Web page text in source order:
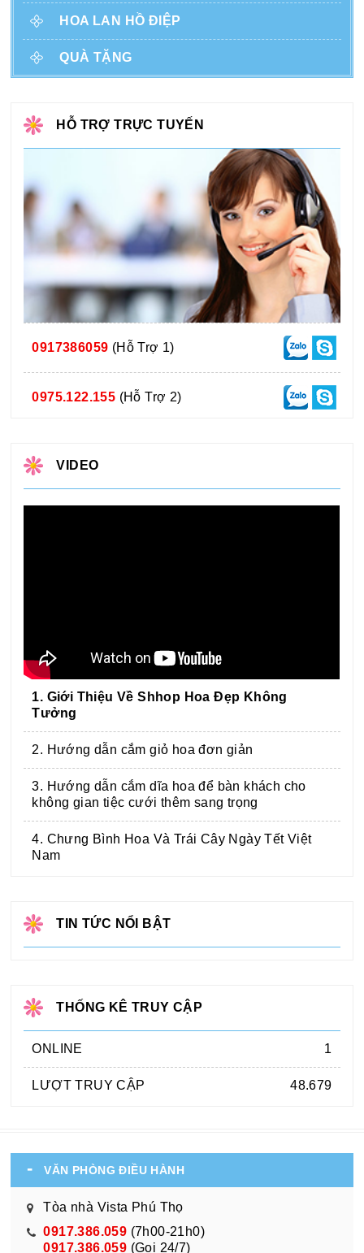
HOA LAN HỒ ĐIỆP
QUÀ TẶNG
HỖ TRỢ TRỰC TUYẾN
0917386059 (Hỗ Trợ 1)
0975.122.155 (Hỗ Trợ 2)
VIDEO
1. Giới Thiệu Về Shhop Hoa Đẹp Không
Tưởng
2. Hướng dẫn cắm giỏ hoa đơn giản
3. Hướng dẫn cắm dĩa hoa để bàn khách cho
không gian tiệc cưới thêm sang trọng
4. Chưng Bình Hoa Và Trái Cây Ngày Tết Việt
Nam
TIN TỨC NỔI BẬT
THỐNG KÊ TRUY CẬP
ONLINE 1
LƯỢT TRUY CẬP 48.679
VĂN PHÒNG ĐIỀU HÀNH
Tòa nhà Vista Phú Thọ
0917.386.059 (7h00-21h0)
0917.386.059 (Gọi 24/7)